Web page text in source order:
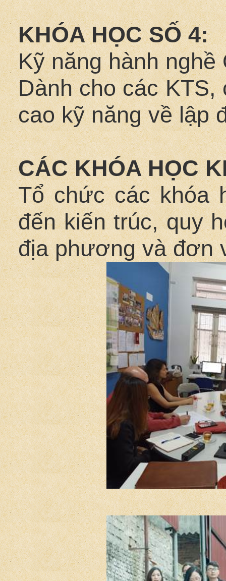
KHÓA HỌC SỐ 4:
Kỹ năng hành nghề
Dành cho các
cao kỹ năng về lập
CÁC KHÓA HỌC
Tổ chức các khóa
đến kiến trúc, quy
địa phương và đơn